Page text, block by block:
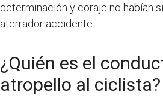
determinación y coraje no habían
aterrador accidente.
¿Quién es el
atropello al ciclista?